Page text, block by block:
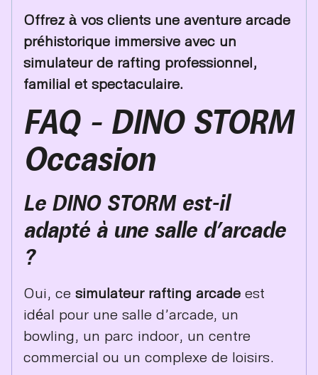
Offrez à vos clients une aventure arcade
préhistorique immersive avec un
simulateur de rafting professionnel,
familial et spectaculaire.
FAQ – DINO STORM
Occasion
Le DINO STORM est-il
adapté à une salle d’arcade
?
Oui, ce simulateur rafting arcade est
idéal pour une salle d’arcade, un
bowling, un parc indoor, un centre
commercial ou un complexe de loisirs.